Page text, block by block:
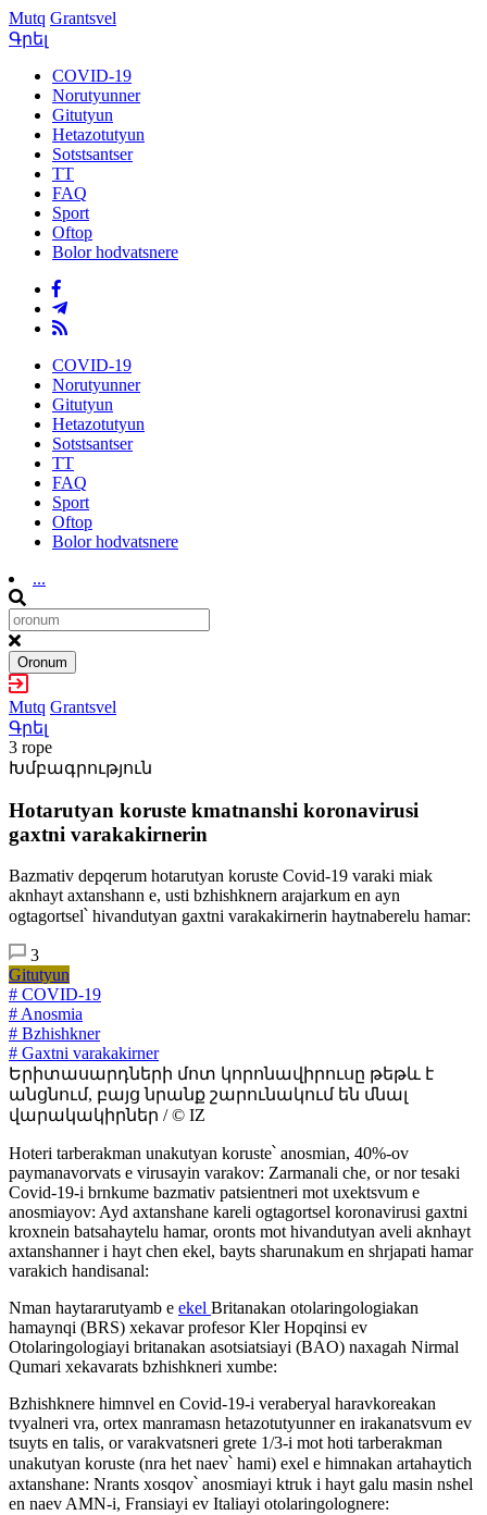
Mutq Grantsvel
Գրել
COVID-19
Norutyunner
Gitutyun
Hetazotutyun
Sotstsantser
TT
FAQ
Sport
Oftop
Bolor hodvatsnere
COVID-19
Norutyunner
Gitutyun
Hetazotutyun
Sotstsantser
TT
FAQ
Sport
Oftop
Bolor hodvatsnere
...
Oronum
Mutq Grantsvel
Գրել
3 rope
Խմբագրություն
Hotarutyan koruste kmatnanshi koronavirusi
gaxtni varakakirnerin
Bazmativ depqerum hotarutyan koruste Covid-19 varaki miak
aknhayt axtanshann e, usti bzhishknern arajarkum en ayn
ogtagortsel՝ hivandutyan gaxtni varakakirnerin haytnaberelu hamar:
3
Gitutyun
# COVID-19
# Anosmia
# Bzhishkner
# Gaxtni varakakirner
Երիտասարդների մոտ կորոնավիրուսը թեթև է
անցնում, բայց նրանք շարունակում են մնալ
վարակակիրներ / © IZ
Hoteri tarberakman unakutyan koruste՝ anosmian, 40%-ov
paymanavorvats e virusayin varakov: Zarmanali che, or nor tesaki
Covid-19-i brnkume bazmativ patsientneri mot uxektsvum e
anosmiayov: Ayd axtanshane kareli ogtagortsel koronavirusi gaxtni
kroxnein batsahaytelu hamar, oronts mot hivandutyan aveli aknhayt
axtanshanner i hayt chen ekel, bayts sharunakum en shrjapati hamar
varakich handisanal:
Nman haytararutyamb e ekel Britanakan otolaringologiakan
hamaynqi (BRS) xekavar profesor Kler Hopqinsi ev
Otolaringologiayi britanakan asotsiatsiayi (BAO) naxagah Nirmal
Qumari xekavarats bzhishkneri xumbe:
Bzhishknere himnvel en Covid-19-i veraberyal haravkoreakan
tvyalneri vra, ortex manramasn hetazotutyunner en irakanatsvum ev
tsuyts en talis, or varakvatsneri grete 1/3-i mot hoti tarberakman
unakutyan koruste (nra het naev՝ hami) exel e himnakan artahaytich
axtanshane: Nrants xosqov՝ anosmiayi ktruk i hayt galu masin nshel
en naev AMN-i, Fransiayi ev Italiayi otolaringolognere: